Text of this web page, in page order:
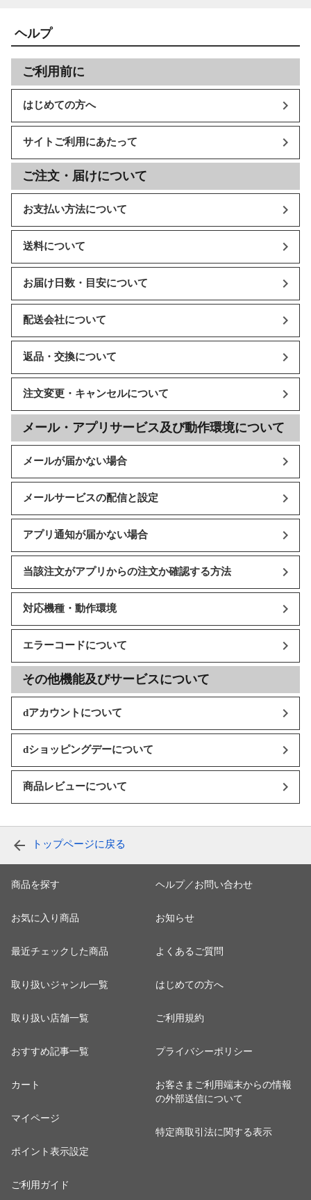
ヘルプ
ご利用前に
はじめての方へ
サイトご利用にあたって
ご注文・届けについて
お支払い方法について
送料について
お届け日数・目安について
配送会社について
返品・交換について
注文変更・キャンセルについて
メール・アプリサービス及び動作環境について
メールが届かない場合
メールサービスの配信と設定
アプリ通知が届かない場合
当該注文がアプリからの注文か確認する方法
対応機種・動作環境
エラーコードについて
その他機能及びサービスについて
dアカウントについて
dショッピングデーについて
商品レビューについて
トップページに戻る
商品を探す
お気に入り商品
最近チェックした商品
取り扱いジャンル一覧
取り扱い店舗一覧
おすすめ記事一覧
カート
マイページ
ポイント表示設定
ご利用ガイド
ヘルプ／お問い合わせ
お知らせ
よくあるご質問
はじめての方へ
ご利用規約
プライバシーポリシー
お客さまご利用端末からの情報
の外部送信について
特定商取引法に関する表示